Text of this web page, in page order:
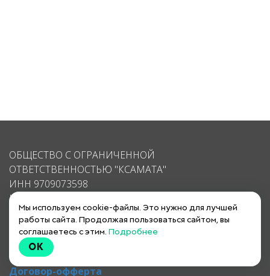
ОБЩЕСТВО С ОГРАНИЧЕННОЙ
ОТВЕТСТВЕННОСТЬЮ "КСАМАТА"
ИНН 9709073598
КПП 770901001
ОГРН 1217700369358
почта: support@ksamata.ru
Политика конфиденциальности
Договор-офферта
Мы используем cookie-файлы. Это нужно для лучшей
работы сайта. Продолжая пользоваться сайтом, вы
соглашаетесь с этим. Подробнее
OK